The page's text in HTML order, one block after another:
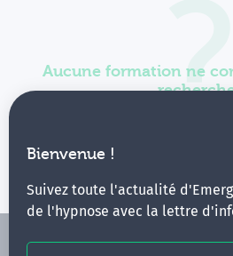
Bienvenue !
Suivez toute l'actualité
de l'hypnose avec la lettre
Aucune formation ne
Vous pouvez renouveler votre